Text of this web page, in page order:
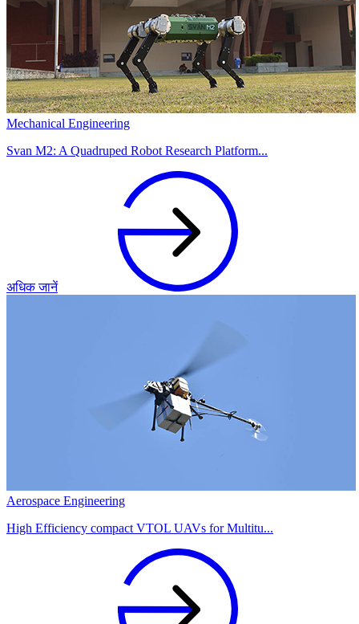
Mechanical Engineering
Svan M2: A Quadruped Robot Research Platform...
अधिक जानें
Aerospace Engineering
High Efficiency compact VTOL UAVs for Multitu...